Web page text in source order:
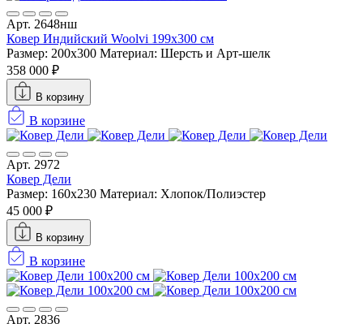
Арт. 2648нш
Ковер Индийский Woolvi 199x300 см
Размер: 200x300 Материал: Шерсть и Арт-шелк
358 000 ₽
В корзину
В корзине
Арт. 2972
Ковер Дели
Размер: 160х230 Материал: Хлопок/Полиэстер
45 000 ₽
В корзину
В корзине
Арт. 2836